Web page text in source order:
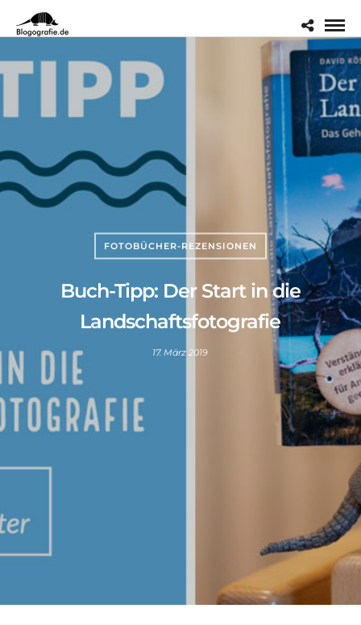
FOTOBÜCHER-REZENSIONEN
Buch-Tipp: Der Start in die
Landschaftsfotografie
17. März 2019